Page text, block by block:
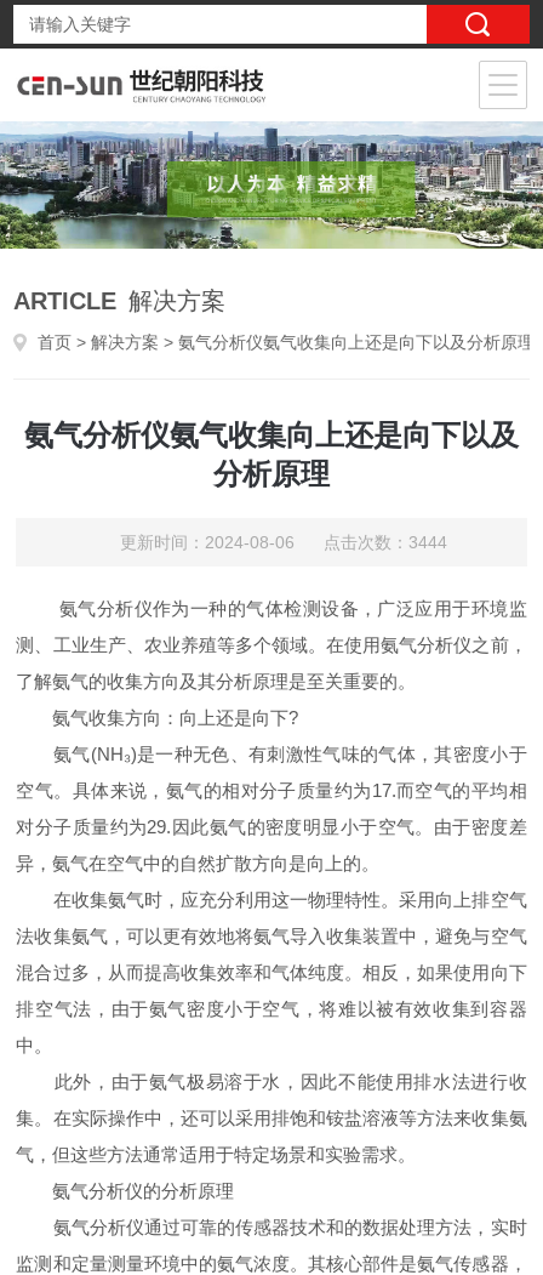
ARTICLE 解决方案
首页 >解决方案 > 氨气分析仪氨气收集向上还是向下以及分析原理
氨气分析仪氨气收集向上还是向下以及
分析原理
更新时间：2024-08-06 点击次数：3444
氨气分析仪作为一种的气体检测设备，广泛应用于环境监
测、工业生产、农业养殖等多个领域。在使用氨气分析仪之前，
了解氨气的收集方向及其分析原理是至关重要的。
氨气收集方向：向上还是向下?
氨气(NH₃)是一种无色、有刺激性气味的气体，其密度小于
空气。具体来说，氨气的相对分子质量约为17.而空气的平均相
对分子质量约为29.因此氨气的密度明显小于空气。由于密度差
异，氨气在空气中的自然扩散方向是向上的。
在收集氨气时，应充分利用这一物理特性。采用向上排空气
法收集氨气，可以更有效地将氨气导入收集装置中，避免与空气
混合过多，从而提高收集效率和气体纯度。相反，如果使用向下
排空气法，由于氨气密度小于空气，将难以被有效收集到容器
中。
此外，由于氨气极易溶于水，因此不能使用排水法进行收
集。在实际操作中，还可以采用排饱和铵盐溶液等方法来收集氨
气，但这些方法通常适用于特定场景和实验需求。
氨气分析仪的分析原理
氨气分析仪通过可靠的传感器技术和的数据处理方法，实时
监测和定量测量环境中的氨气浓度。其核心部件是氨气传感器，